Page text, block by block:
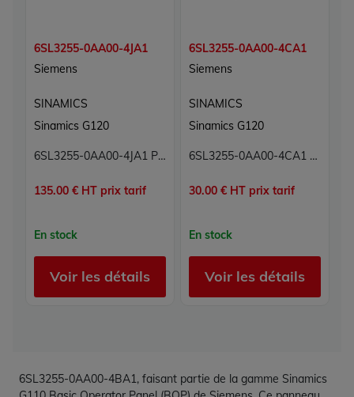
6SL3255-0AA00-4JA1
Siemens
SINAMICS
Sinamics G120
6SL3255-0AA00-4JA1 Pupitre opérateur Sinamics Siemens
135.00 € HT prix tarif
En stock
Voir les détails
6SL3255-0AA00-4CA1
Siemens
SINAMICS
Sinamics G120
6SL3255-0AA00-4CA1 Terminal opérateur de commande Sinamics Siemens
30.00 € HT prix tarif
En stock
Voir les détails
6SL3255-0AA00-4BA1, faisant partie de la gamme Sinamics